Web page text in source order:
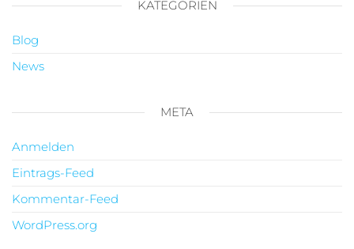
KATEGORIEN
Blog
News
META
Anmelden
Eintrags-Feed
Kommentar-Feed
WordPress.org